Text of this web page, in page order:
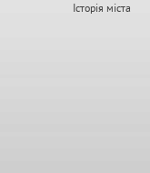
Історія міста